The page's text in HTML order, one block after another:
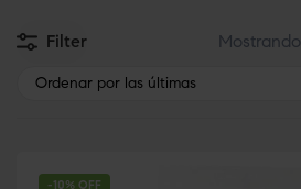
Filter
Ordenar por las últimas
-10% OFF